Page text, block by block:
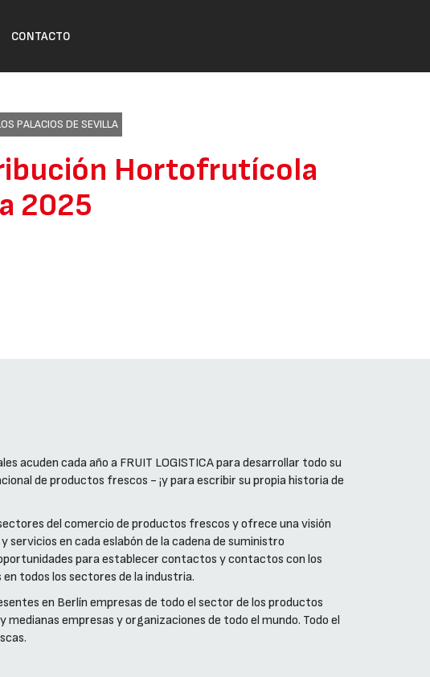
CONTACTO
PALACIOS DE SEVILLA
Hortofrutícola
2025
acuden cada año a FRUIT LOGISTICA para desarrollar todo su
de productos frescos - ¡y para escribir su propia historia de
del comercio de productos frescos y ofrece una visión
en cada eslabón de la cadena de suministro
para establecer contactos y contactos con los
todos los sectores de la industria.
en Berlín empresas de todo el sector de los productos
empresas y organizaciones de todo el mundo. Todo el